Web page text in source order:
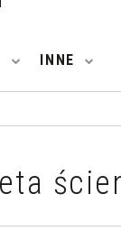
INNE